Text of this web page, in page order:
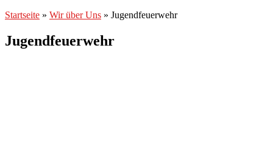
Startseite » Wir über Uns » Jugendfeuerwehr
Jugendfeuerwehr